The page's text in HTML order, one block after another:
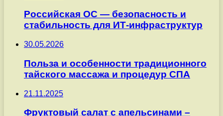
Российская ОС — безопасность и
стабильность для ИТ-инфраструктур
30.05.2026
Польза и особенности традиционного
тайского массажа и процедур СПА
21.11.2025
Фруктовый салат с апельсинами –